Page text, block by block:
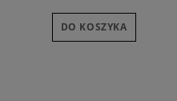
DO KOSZYKA